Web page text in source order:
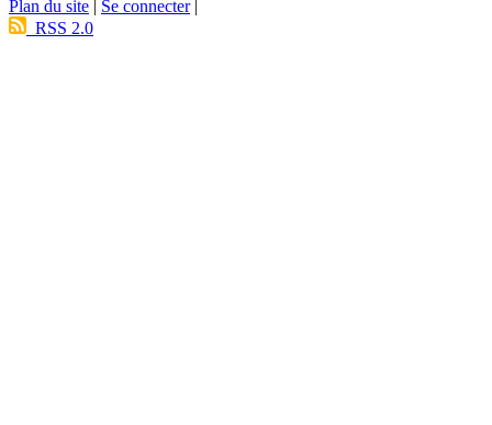
Plan du site Se connecter|
RSS 2.0